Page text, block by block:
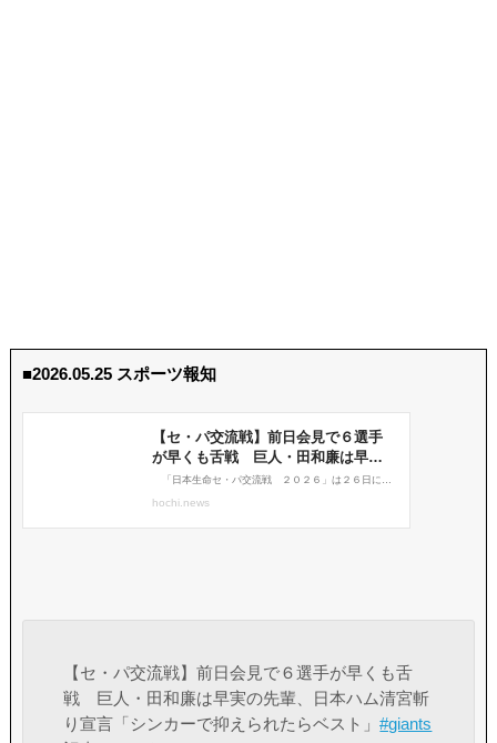
■2026.05.25 スポーツ報知
【セ・パ交流戦】前日会見で６選手が早くも舌
戦 巨人・田和廉は早実の先輩、日本ハム清宮斬
り宣言「シンカーで抑えられたらベスト」#giants